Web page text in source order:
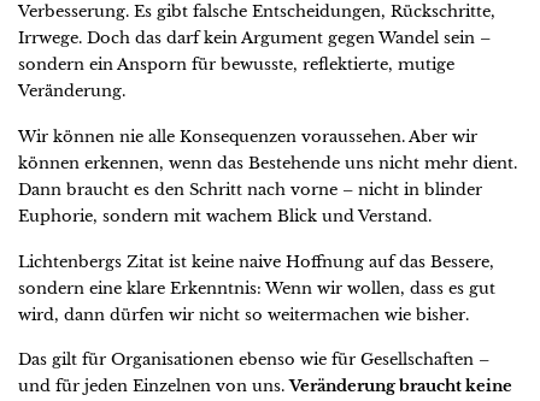
Verbesserung. Es gibt falsche Entscheidungen, Rückschritte,
Irrwege. Doch das darf kein Argument gegen Wandel sein –
sondern ein Ansporn für bewusste, reflektierte, mutige
Veränderung.
Wir können nie alle Konsequenzen voraussehen. Aber wir
können erkennen, wenn das Bestehende uns nicht mehr dient.
Dann braucht es den Schritt nach vorne – nicht in blinder
Euphorie, sondern mit wachem Blick und Verstand.
Lichtenbergs Zitat ist keine naive Hoffnung auf das Bessere,
sondern eine klare Erkenntnis: Wenn wir wollen, dass es gut
wird, dann dürfen wir nicht so weitermachen wie bisher.
Das gilt für Organisationen ebenso wie für Gesellschaften –
und für jeden Einzelnen von uns.Veränderung braucht keine